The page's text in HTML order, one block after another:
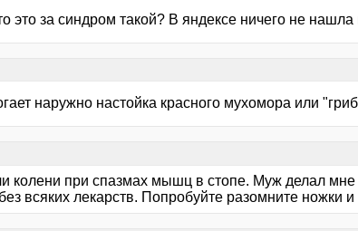
это за синдром такой? В яндексе ничего не нашла
наружно настойка красного мухомора или
колени при спазмах мышц в стопе. Муж делал мне
всяких лекарств. Попробуйте разомните ножки